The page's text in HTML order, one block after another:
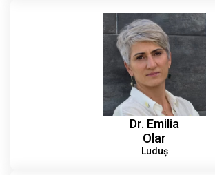
Dr. Emilia
Olar
Luduș